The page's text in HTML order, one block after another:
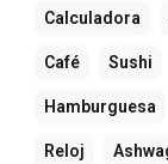
Calculadora
Café Sushi
Hamburguesa
Reloj